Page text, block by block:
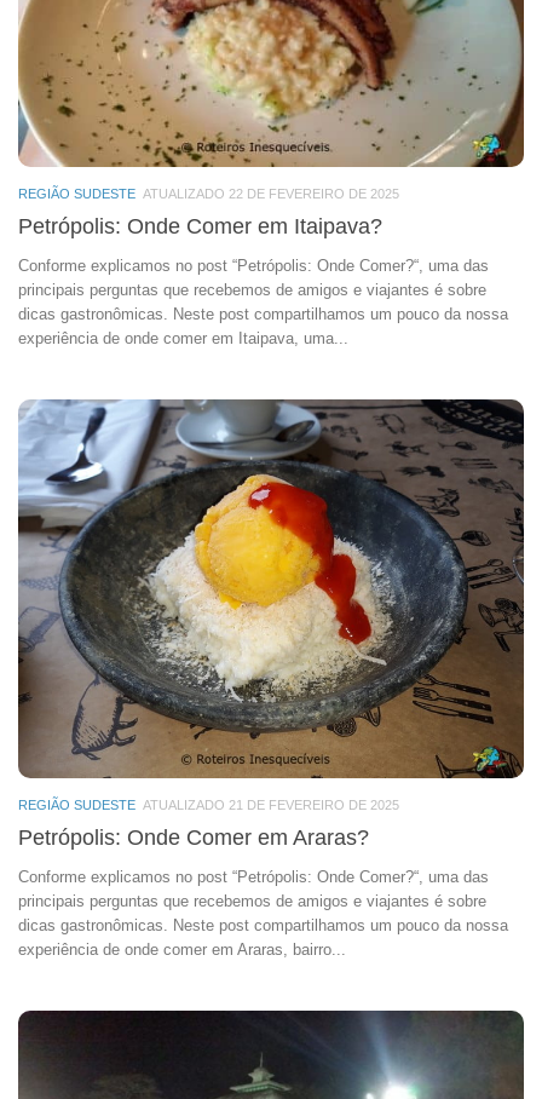
REGIÃO SUDESTE ATUALIZADO 22 DE FEVEREIRO DE 2025
Petrópolis: Onde Comer em Itaipava?
Conforme explicamos no post “Petrópolis: Onde Comer?“, uma das
principais perguntas que recebemos de amigos e viajantes é sobre
dicas gastronômicas. Neste post compartilhamos um pouco da nossa
experiência de onde comer em Itaipava, uma...
REGIÃO SUDESTE ATUALIZADO 21 DE FEVEREIRO DE 2025
Petrópolis: Onde Comer em Araras?
Conforme explicamos no post “Petrópolis: Onde Comer?“, uma das
principais perguntas que recebemos de amigos e viajantes é sobre
dicas gastronômicas. Neste post compartilhamos um pouco da nossa
experiência de onde comer em Araras, bairro...